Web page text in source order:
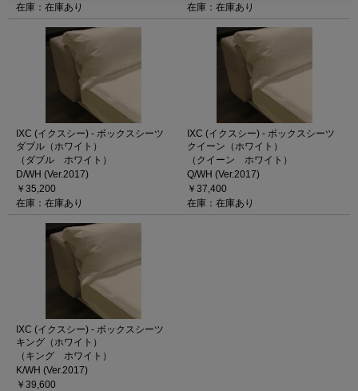
在庫：在庫あり
在庫：在庫あり
IXC (イクスシー) - ボックスシーツ
ダブル（ホワイト）
（ダブル ホワイト）
D/WH (Ver.2017)
￥35,200
在庫：在庫あり
IXC (イクスシー) - ボックスシーツ
クイーン（ホワイト）
（クイーン ホワイト）
Q/WH (Ver.2017)
￥37,400
在庫：在庫あり
IXC (イクスシー) - ボックスシーツ
キング（ホワイト）
（キング ホワイト）
K/WH (Ver.2017)
￥39,600